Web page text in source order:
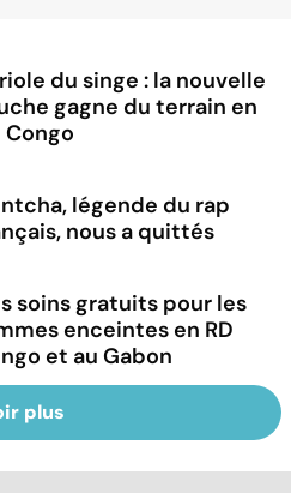
du singe : la nouvelle
gagne du terrain en
Congo
légende du rap
nous a quittés
soins gratuits pour les
enceintes en RD
et au Gabon
plus